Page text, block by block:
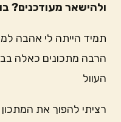
ולהישאר מעודכנים?
תמיד הייתה לי אהבה
הרבה מתכונים כאלה
העוול
רציתי להפוך את